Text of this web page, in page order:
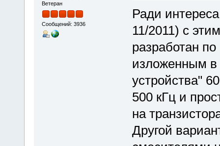
Ветеран
Сообщений: 3936
Ради
11/2011) с
разработан
изложенным в
устройства"
500 кГц и
на
Другой